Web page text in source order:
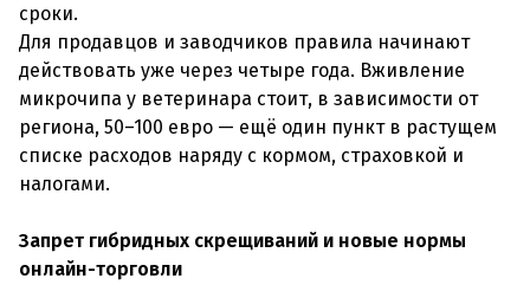
сроки.
Для продавцов и заводчиков правила начинают
действовать уже через четыре года. Вживление
микрочипа у ветеринара стоит, в зависимости от
региона, 50–100 евро — ещё один пункт в растущем
списке расходов наряду с кормом, страховкой и
налогами.
Запрет гибридных скрещиваний и новые нормы
онлайн-торговли